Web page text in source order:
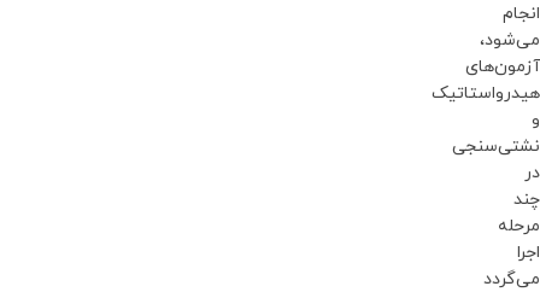
انجام
می‌شود،
آزمون‌های
هیدرواستاتیک
و
نشتی‌سنجی
در
چند
مرحله
اجرا
می‌گردد